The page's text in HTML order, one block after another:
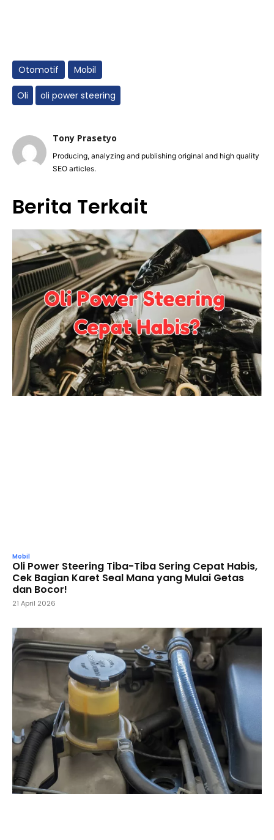
Otomotif Mobil
Oli oli power steering
Tony Prasetyo
Producing, analyzing and publishing original and high quality
SEO articles.
Berita Terkait
Mobil
Oli Power Steering Tiba-Tiba Sering Cepat Habis,
Cek Bagian Karet Seal Mana yang Mulai Getas
dan Bocor!
21 April 2026